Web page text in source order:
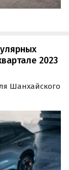
2023
Шанхайского
из Китая.